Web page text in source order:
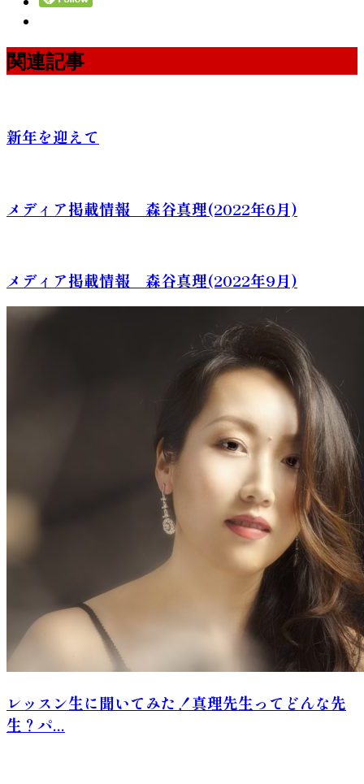
関連記事
新年を迎えて
メディア掲載情報 森谷真理(2022年6月)
メディア掲載情報 森谷真理(2022年9月)
レッスン生に聞いてみた！真理先生ってどんな先
生？パ...